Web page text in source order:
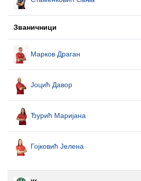
Званичници
Марков Драган
Јоцић Давор
Ђурић Маријана
Гојковић Јелена